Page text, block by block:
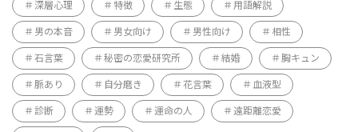
深層心理 特徴 生態 用語解説
男の本音 男女向け 男性向け 相性
石言葉 秘密の恋愛研究所 結婚 胸キュン
脈あり 自分磨き 花言葉 血液型
診断 運勢 運命の人 遠距離恋愛